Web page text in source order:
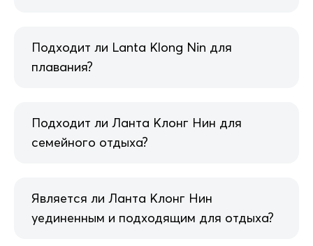
Подходит ли Lanta Klong Nin для
плавания?
Подходит ли Ланта Клонг Нин для
семейного отдыха?
Является ли Ланта Клонг Нин
уединенным и подходящим для отдыха?